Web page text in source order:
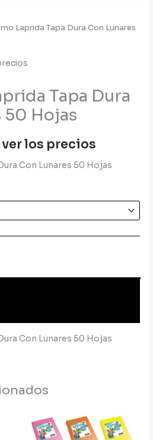
Laprida Tapa Dura Con Lunares
Tapa Dura
50 Hojas
los precios
Con Lunares 50 Hojas
Con Lunares 50 Hojas